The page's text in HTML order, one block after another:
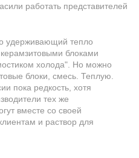
работать представителей
удерживающий тепло
блоками
холода". Но можно
блоки, смесь. Теплую.
пока редкость, хотя
тех же
вместе со своей
и раствор для